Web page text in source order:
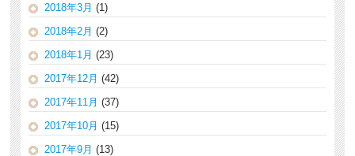
2018年3月 (1)
2018年2月 (2)
2018年1月 (23)
2017年12月 (42)
2017年11月 (37)
2017年10月 (15)
2017年9月 (13)